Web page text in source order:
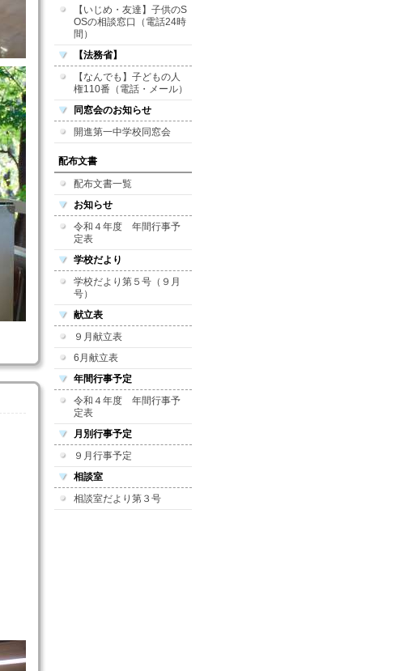
【いじめ・友達】子供のS
OSの相談窓口（電話24時
間）
【法務省】
【なんでも】子どもの人
権110番（電話・メール）
同窓会のお知らせ
開進第一中学校同窓会
配布文書
配布文書一覧
お知らせ
令和４年度 年間行事予
定表
学校だより
学校だより第５号（９月
号）
献立表
９月献立表
6月献立表
年間行事予定
令和４年度 年間行事予
定表
月別行事予定
９月行事予定
相談室
相談室だより第３号